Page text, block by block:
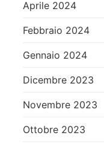
Aprile 2024
Febbraio 2024
Gennaio 2024
Dicembre 2023
Novembre 2023
Ottobre 2023